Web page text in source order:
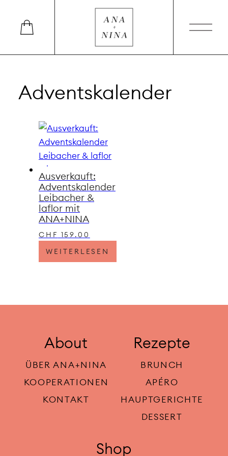
Adventskalender
Ausverkauft:
Adventskalender
Leibacher &
laflor mit
ANA+NINA
CHF 159.00
WEITERLESEN
About
ÜBER ANA+NINA
KOOPERATIONEN
KONTAKT
Rezepte
BRUNCH
APÉRO
HAUPTGERICHTE
DESSERT
Shop